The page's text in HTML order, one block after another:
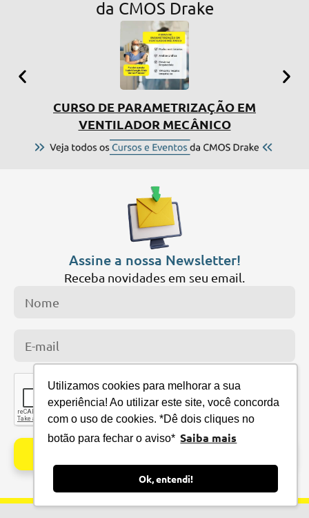
Utilizamos cookies para melhorar a sua
experiência! Ao utilizar este site, você concorda
com o uso de cookies. *Dê dois cliques no
botão para fechar o aviso* Saiba mais
Ok, entendi!
da CMOS Drake
CURSO DE PARAMETRIZAÇÃO EM
VENTILADOR MECÂNICO
Assine a nossa Newsletter!
Receba novidades em seu email.